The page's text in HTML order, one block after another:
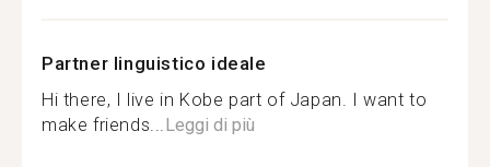
Partner linguistico ideale
Hi there, I live in Kobe part of Japan. I want to
make friends...Leggi di più